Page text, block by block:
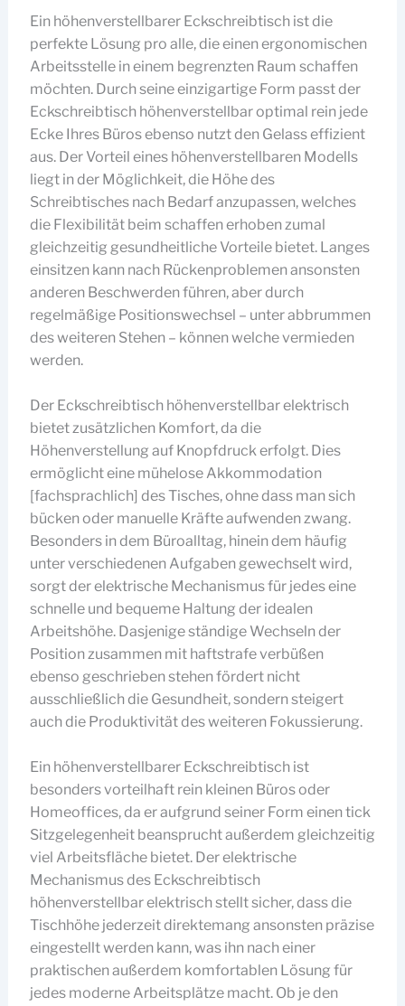
Ein höhenverstellbarer Eckschreibtisch ist die
perfekte Lösung pro alle, die einen ergonomischen
Arbeitsstelle in einem begrenzten Raum schaffen
möchten. Durch seine einzigartige Form passt der
Eckschreibtisch höhenverstellbar optimal rein jede
Ecke Ihres Büros ebenso nutzt den Gelass effizient
aus. Der Vorteil eines höhenverstellbaren Modells
liegt in der Möglichkeit, die Höhe des
Schreibtisches nach Bedarf anzupassen, welches
die Flexibilität beim schaffen erhoben zumal
gleichzeitig gesundheitliche Vorteile bietet. Langes
einsitzen kann nach Rückenproblemen ansonsten
anderen Beschwerden führen, aber durch
regelmäßige Positionswechsel – unter abbrummen
des weiteren Stehen – können welche vermieden
werden.
Der Eckschreibtisch höhenverstellbar elektrisch
bietet zusätzlichen Komfort, da die
Höhenverstellung auf Knopfdruck erfolgt. Dies
ermöglicht eine mühelose Akkommodation
[fachsprachlich] des Tisches, ohne dass man sich
bücken oder manuelle Kräfte aufwenden zwang.
Besonders in dem Büroalltag, hinein dem häufig
unter verschiedenen Aufgaben gewechselt wird,
sorgt der elektrische Mechanismus für jedes eine
schnelle und bequeme Haltung der idealen
Arbeitshöhe. Dasjenige ständige Wechseln der
Position zusammen mit haftstrafe verbüßen
ebenso geschrieben stehen fördert nicht
ausschließlich die Gesundheit, sondern steigert
auch die Produktivität des weiteren Fokussierung.
Ein höhenverstellbarer Eckschreibtisch ist
besonders vorteilhaft rein kleinen Büros oder
Homeoffices, da er aufgrund seiner Form einen tick
Sitzgelegenheit beansprucht außerdem gleichzeitig
viel Arbeitsfläche bietet. Der elektrische
Mechanismus des Eckschreibtisch
höhenverstellbar elektrisch stellt sicher, dass die
Tischhöhe jederzeit direktemang ansonsten präzise
eingestellt werden kann, was ihn nach einer
praktischen außerdem komfortablen Lösung für
jedes moderne Arbeitsplätze macht. Ob je den